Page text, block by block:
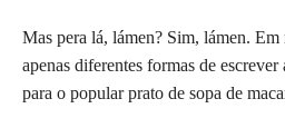
Mas pera lá, lámen? Sim, lámen. Em
apenas diferentes formas de escrever
para o popular prato de sopa de